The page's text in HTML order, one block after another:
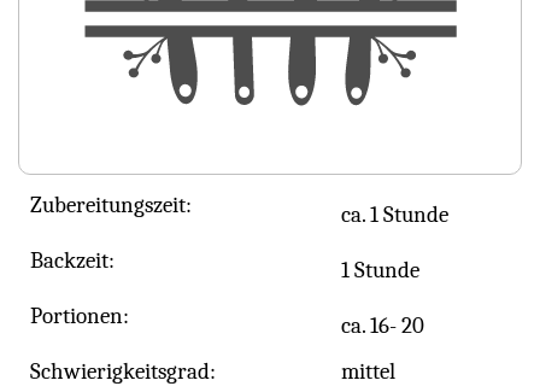
Zubereitungszeit:
ca. 1 Stunde
Backzeit:
1 Stunde
Portionen:
ca. 16- 20
Schwierigkeitsgrad:
mittel